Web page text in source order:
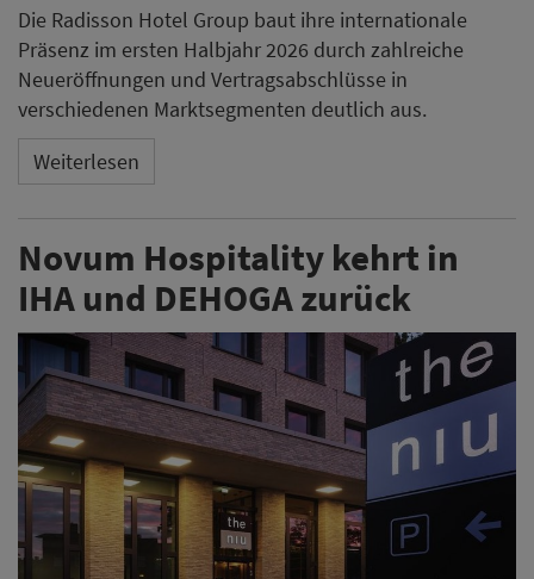
Die Radisson Hotel Group baut ihre internationale
Präsenz im ersten Halbjahr 2026 durch zahlreiche
Neueröffnungen und Vertragsabschlüsse in
verschiedenen Marktsegmenten deutlich aus.
Weiterlesen
Novum Hospitality kehrt in
IHA und DEHOGA zurück